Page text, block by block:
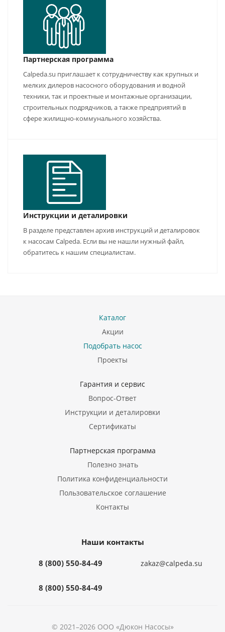
Партнерская программа
Calpeda.su приглашает к сотрудничеству как крупных и
мелких дилеров насосного оборудования и водной
техники, так и проектные и монтажные организации,
строительных подрядчиков, а также предприятий в
сфере жилищно-коммунального хозяйства.
Инструкции и деталировки
В разделе представлен архив инструкций и деталировок
к насосам Calpeda. Если вы не нашли нужный файл,
обратитесь к нашим специалистам.
Каталог
Акции
Подобрать насос
Проекты
Гарантия и сервис
Вопрос-Ответ
Инструкции и деталировки
Сертификаты
Партнерская программа
Полезно знать
Политика конфиденциальности
Пользовательское соглашение
Контакты
Наши контакты
8 (800) 550-84-49
8 (800) 550-84-49
zakaz@calpeda.su
© 2021–2026 ООО «Дюкон Насосы»